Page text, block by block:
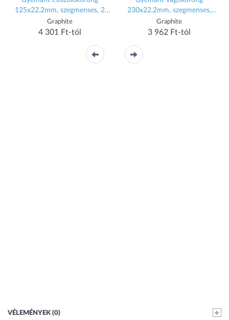
125x22.2mm, szegmenses, 2
soros, száraz
Graphite
4 301 Ft-tól
230x22.2mm, szegmenses,
száraz
Graphite
3 962 Ft-tól
VÉLEMÉNYEK (0)